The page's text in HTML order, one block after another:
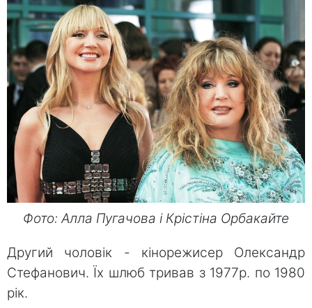
Фото: Алла Пугачова і Крістіна Орбакайте
Другий чоловік - кінорежисер Олександр
Стефанович. Їх шлюб тривав з 1977р. по 1980
рік.